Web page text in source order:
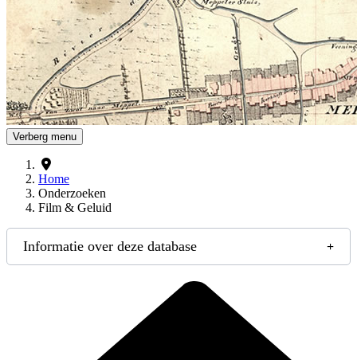
Verberg menu
Home
Onderzoeken
Film & Geluid
Informatie over deze database